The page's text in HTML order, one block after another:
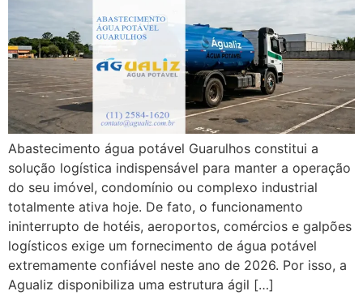
Abastecimento água potável Guarulhos constitui a
solução logística indispensável para manter a operação
do seu imóvel, condomínio ou complexo industrial
totalmente ativa hoje. De fato, o funcionamento
ininterrupto de hotéis, aeroportos, comércios e galpões
logísticos exige um fornecimento de água potável
extremamente confiável neste ano de 2026. Por isso, a
Agualiz disponibiliza uma estrutura ágil […]